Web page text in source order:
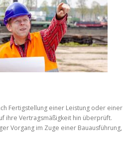
Fertigstellung einer Leistung oder einer
ihre Vertragsmäßigkeit hin überprüft.
Vorgang im Zuge einer Bauausführung,